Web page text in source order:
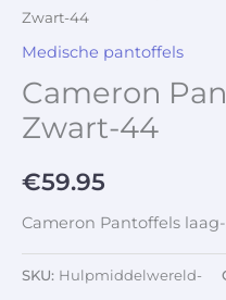
Zwart-44
Medische pantoffels
Cameron
Zwart-44
€59.95
Cameron Pantoffels
SKU: Hulpmiddelwereld-